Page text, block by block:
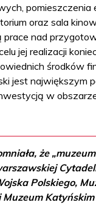
pomieszczenia
oraz sala
prace nad
jej realizacji
środków
jest największym
w
że
Polskiego,